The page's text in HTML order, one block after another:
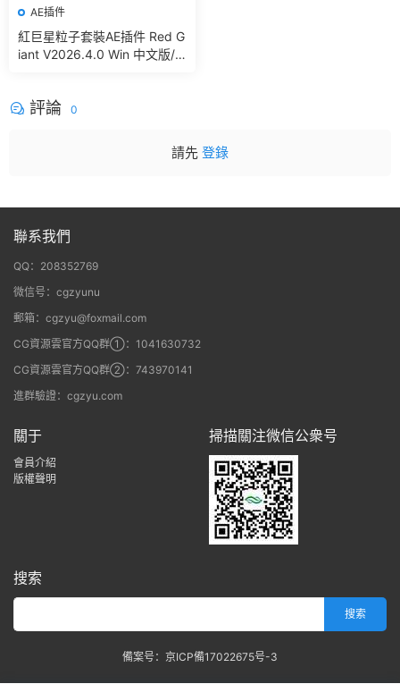
AE插件
紅巨星粒子套裝AE插件 Red G
iant V2026.4.0 Win 中文版/
評論 0
請先 登錄
聯系我們
QQ：208352769
微信号：cgzyunu
郵箱：cgzyu@foxmail.com
CG資源雲官方QQ群①：1041630732
CG資源雲官方QQ群②：743970141
進群驗證：cgzyu.com
關于
會員介紹
版權聲明
掃描關注微信公衆号
搜索
備案号：京ICP備17022675号-3